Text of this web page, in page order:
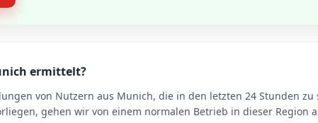
ermittelt?
von Nutzern aus Munich, die in den letzten 24 Stunden
gehen wir von einem normalen Betrieb in dieser Region